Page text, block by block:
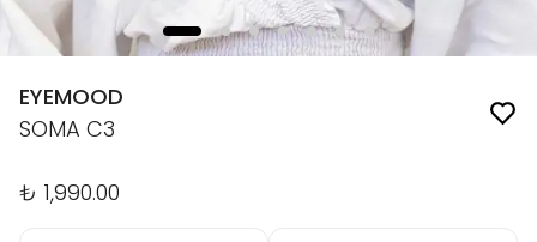
EYEMOOD
SOMA C3
₺ 1,990.00